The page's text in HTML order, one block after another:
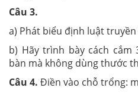
Câu 3.
a) Phát biểu định luật
b) Hãy trình bày cách
bàn mà không dùng thước
Câu 4. Điền vào chỗ trổng: